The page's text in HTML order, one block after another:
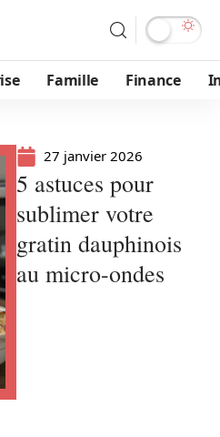
Famille Finance
27 janvier 2026
5 astuces pour
sublimer votre
gratin dauphinois
au micro-ondes